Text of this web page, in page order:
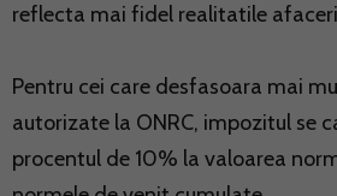
reflecta mai fidel realitatile
Pentru cei care desfasoara mai
autorizate la ONRC, impozitul se
procentul de 10% la valoarea